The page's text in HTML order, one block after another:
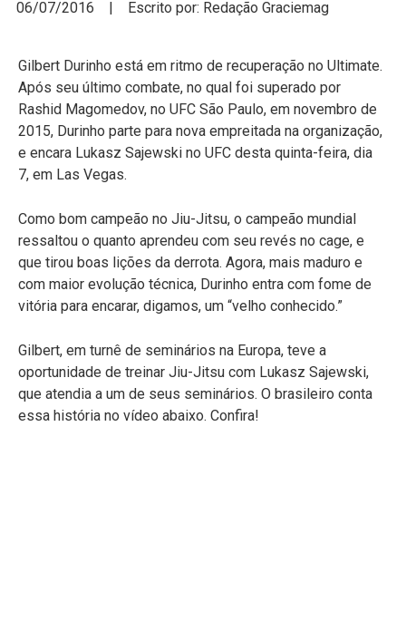
06/07/2016 | Escrito por: Redação Graciemag
Gilbert Durinho está em ritmo de recuperação no Ultimate.
Após seu último combate, no qual foi superado por
Rashid Magomedov, no UFC São Paulo, em novembro de
2015, Durinho parte para nova empreitada na organização,
e encara Lukasz Sajewski no UFC desta quinta-feira, dia
7, em Las Vegas.
Como bom campeão no Jiu-Jitsu, o campeão mundial
ressaltou o quanto aprendeu com seu revés no cage, e
que tirou boas lições da derrota. Agora, mais maduro e
com maior evolução técnica, Durinho entra com fome de
vitória para encarar, digamos, um “velho conhecido.”
Gilbert, em turnê de seminários na Europa, teve a
oportunidade de treinar Jiu-Jitsu com Lukasz Sajewski,
que atendia a um de seus seminários. O brasileiro conta
essa história no vídeo abaixo. Confira!